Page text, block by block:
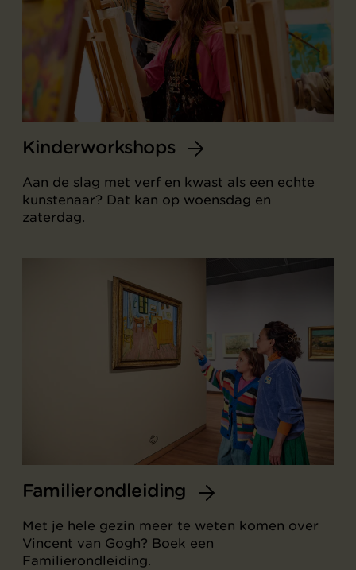
Kinderworkshops
Aan de slag met verf en kwast als een echte
kunstenaar? Dat kan op woensdag en
zaterdag.
Familierondleiding
Met je hele gezin meer te weten komen over
Vincent van Gogh? Boek een
Familierondleiding.